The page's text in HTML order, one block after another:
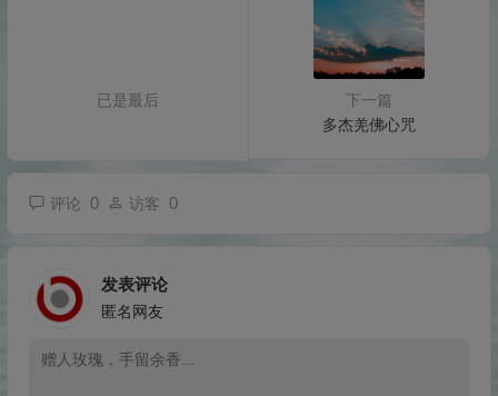
已是最后
下一篇
多杰羌佛心咒
评论 0 访客 0
发表评论
匿名网友